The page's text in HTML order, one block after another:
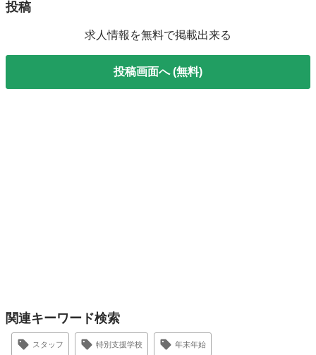
投稿
求人情報を無料で掲載出来る
投稿画面へ (無料)
関連キーワード検索
スタッフ 特別支援学校 年末年始